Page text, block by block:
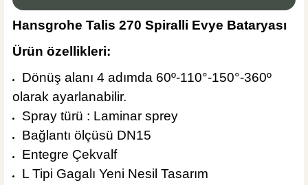
20 YIL GARANTİ
882,00 TL %55
Sepete Ekle
Hansgrohe Talis 270 Spiralli Evye Bataryası
Ürün özellikleri:
Dönüş alanı 4 adımda 60º-110°-150°-360º
olarak ayarlanabilir.
Spray türü : Laminar sprey
Bağlantı ölçüsü DN15
Entegre Çekvalf
L Tipi Gagalı Yeni Nesil Tasarım